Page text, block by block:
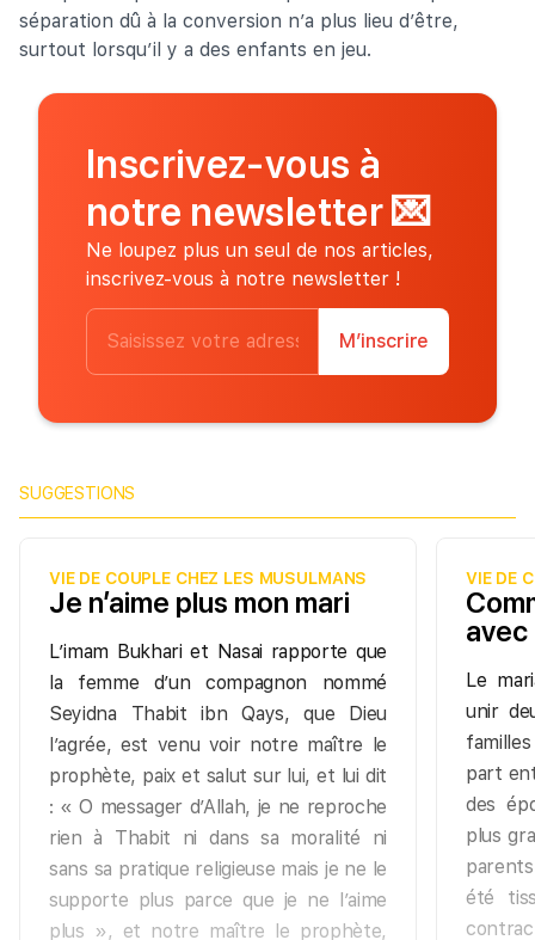
séparation dû à la conversion n’a plus lieu d’être,
surtout lorsqu’il y a des enfants en jeu.
Inscrivez-vous à
notre newsletter 💌
Ne loupez plus un seul de nos articles,
inscrivez-vous à notre newsletter !
M’inscrire
SUGGESTIONS
VIE DE COUPLE CHEZ LES MUSULMANS
Je n’aime plus mon mari
L’imam Bukhari et Nasai rapporte que
la femme d’un compagnon nommé
Seyidna Thabit ibn Qays, que Dieu
l’agrée, est venu voir notre maître le
prophète, paix et salut sur lui, et lui dit
: « O messager d’Allah, je ne reproche
rien à Thabit ni dans sa moralité ni
sans sa pratique religieuse mais je ne le
supporte plus parce que je ne l’aime
plus », et notre maître le prophète,
VIE DE
avec
Le
unir
part
des
plus
été